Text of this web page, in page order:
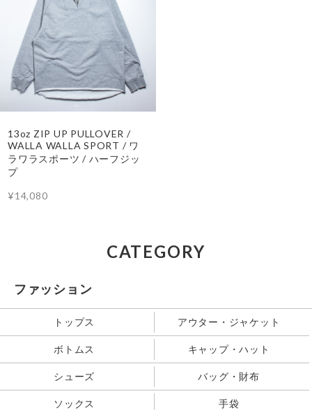
13oz ZIP UP PULLOVER /
WALLA WALLA SPORT / ワ
ラワラスポーツ / ハーフジッ
プ
¥14,080
CATEGORY
ファッション
トップス アウター・ジャケット
ボトムス キャップ・ハット
シューズ バッグ・財布
ソックス 手袋